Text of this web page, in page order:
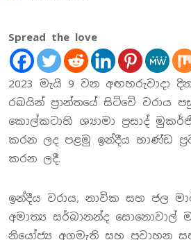
Spread the love
2023 මැයි 9 වන අඟහරුවාදා
රඛයින් ප්‍රාන්තයේ සිට්වේ වරාය
කොල්කටාහි ශ්‍යාමා ප්‍රසාද්
කරන ලද පළමු ඉන්දීය භාණ්ඩ
කරන ලදී.
ඉන්දීය වරාය, නාවික සහ ජල
අමාත්‍ය සර්බානන්ද සොනොවාල්
නියෝජ්‍ය අගමැති සහ ප්‍රවාහන